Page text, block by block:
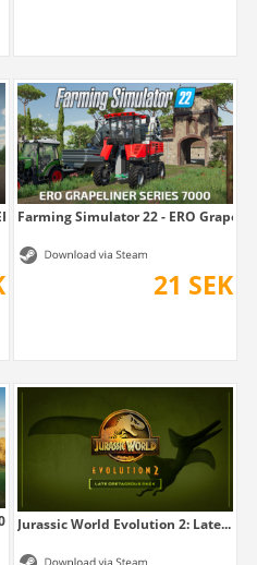
SADDLE...
Farming Simulator 22 - ERO
21 SEK
Vario...
Jurassic World Evolution 2: Late...